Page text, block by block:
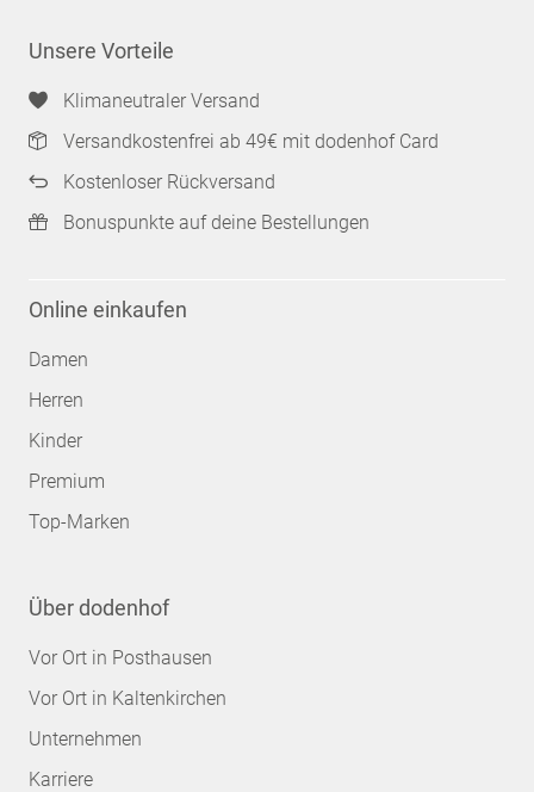
Unsere Vorteile
Klimaneutraler Versand
Versandkostenfrei ab 49€ mit dodenhof Card
Kostenloser Rückversand
Bonuspunkte auf deine Bestellungen
Online einkaufen
Damen
Herren
Kinder
Premium
Top-Marken
Über dodenhof
Vor Ort in Posthausen
Vor Ort in Kaltenkirchen
Unternehmen
Karriere